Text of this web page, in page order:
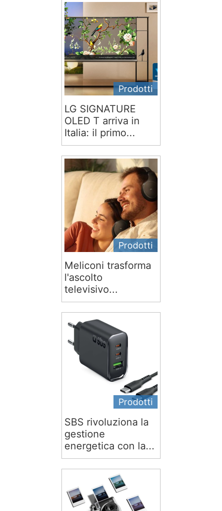
Prodotti
LG SIGNATURE
OLED T arriva in
Italia: il primo...
Prodotti
Meliconi trasforma
l'ascolto
televisivo...
Prodotti
SBS rivoluziona la
gestione
energetica con la...